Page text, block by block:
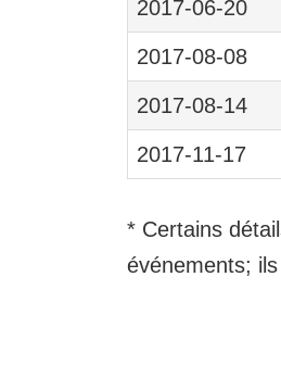
2017-06-20
2017-08-08
2017-08-14
2017-11-17
* Certains
événements;